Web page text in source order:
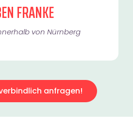
FRANKE
von Nürnberg​
anfragen!